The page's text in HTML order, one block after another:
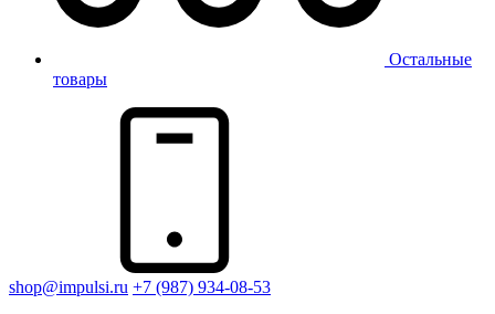
Остальные
товары
shop@impulsi.ru +7 (987) 934-08-53